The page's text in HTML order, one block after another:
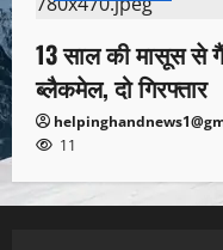
13 साल की मासूस से
ब्लैकमेल, दो गिरफ्तार
11